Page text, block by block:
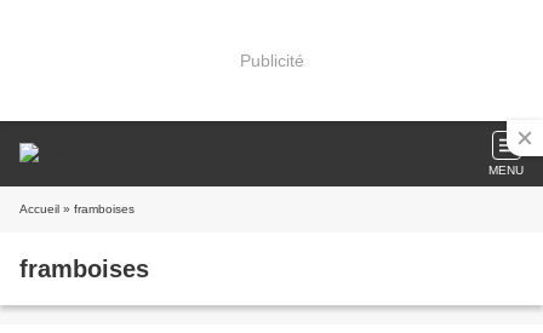
Publicité
MENU
Accueil » framboises
framboises